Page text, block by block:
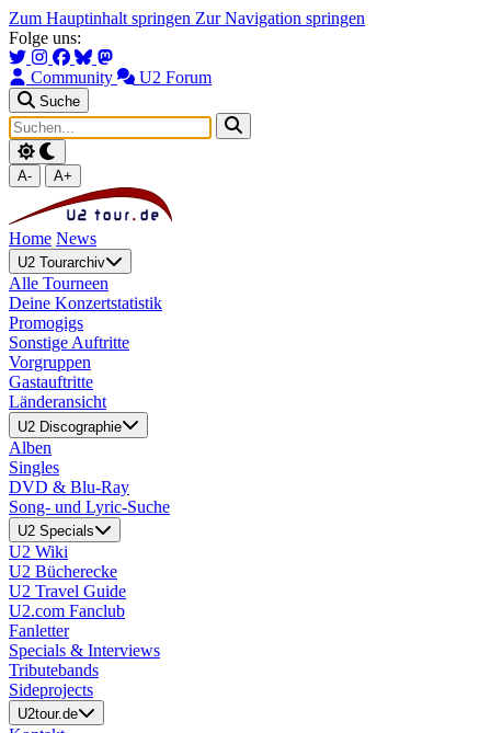
Zum Hauptinhalt springen Zur Navigation springen
Folge uns:
Community U2 Forum
Suche
A- A+
Home News
U2 Tourarchiv
Alle Tourneen
Deine Konzertstatistik
Promogigs
Sonstige Auftritte
Vorgruppen
Gastauftritte
Länderansicht
U2 Discographie
Alben
Singles
DVD & Blu-Ray
Song- und Lyric-Suche
U2 Specials
U2 Wiki
U2 Bücherecke
U2 Travel Guide
U2.com Fanclub
Fanletter
Specials & Interviews
Tributebands
Sideprojects
U2tour.de